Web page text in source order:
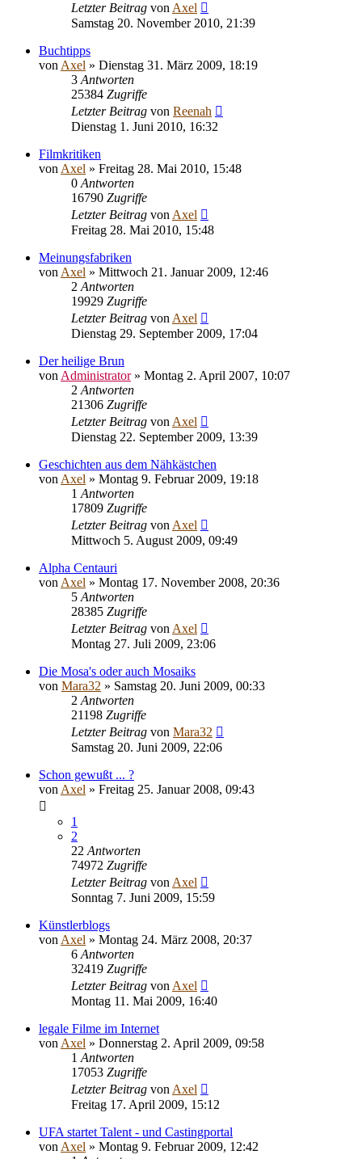
Letzter Beitrag von Axel
Samstag 20. November 2010, 21:39
Buchtipps
von Axel » Dienstag 31. März 2009, 18:19
3 Antworten
25384 Zugriffe
Letzter Beitrag von Reenah
Dienstag 1. Juni 2010, 16:32
Filmkritiken
von Axel » Freitag 28. Mai 2010, 15:48
0 Antworten
16790 Zugriffe
Letzter Beitrag von Axel
Freitag 28. Mai 2010, 15:48
Meinungsfabriken
von Axel » Mittwoch 21. Januar 2009, 12:46
2 Antworten
19929 Zugriffe
Letzter Beitrag von Axel
Dienstag 29. September 2009, 17:04
Der heilige Brun
von Administrator» Montag 2. April 2007, 10:07
2 Antworten
21306 Zugriffe
Letzter Beitrag von Axel
Dienstag 22. September 2009, 13:39
Geschichten aus dem Nähkästchen
von Axel » Montag 9. Februar 2009, 19:18
1 Antworten
17809 Zugriffe
Letzter Beitrag von Axel
Mittwoch 5. August 2009, 09:49
Alpha Centauri
von Axel » Montag 17. November 2008, 20:36
5 Antworten
28385 Zugriffe
Letzter Beitrag von Axel
Montag 27. Juli 2009, 23:06
Die Mosa's oder auch Mosaiks
von Mara32 » Samstag 20. Juni 2009, 00:33
2 Antworten
21198 Zugriffe
Letzter Beitrag von Mara32
Samstag 20. Juni 2009, 22:06
Schon gewußt ... ?
von Axel » Freitag 25. Januar 2008, 09:43
1
2
22 Antworten
74972 Zugriffe
Letzter Beitrag von Axel
Sonntag 7. Juni 2009, 15:59
Künstlerblogs
von Axel » Montag 24. März 2008, 20:37
6 Antworten
32419 Zugriffe
Letzter Beitrag von Axel
Montag 11. Mai 2009, 16:40
legale Filme im Internet
von Axel » Donnerstag 2. April 2009, 09:58
1 Antworten
17053 Zugriffe
Letzter Beitrag von Axel
Freitag 17. April 2009, 15:12
UFA startet Talent - und Castingportal
von Axel » Montag 9. Februar 2009, 12:42